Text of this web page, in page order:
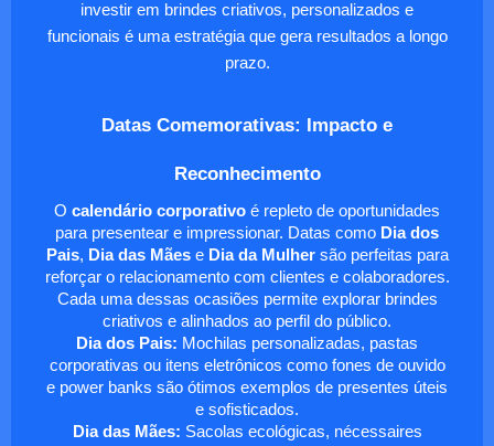
investir em brindes criativos, personalizados e
funcionais é uma estratégia que gera resultados a longo
prazo.
Datas Comemorativas: Impacto e
Reconhecimento
O calendário corporativo é repleto de oportunidades
para presentear e impressionar. Datas como Dia dos
Pais, Dia das Mãese Dia da Mulhersão perfeitas para
reforçar o relacionamento com clientes e colaboradores.
Cada uma dessas ocasiões permite explorar brindes
criativos e alinhados ao perfil do público.
Dia dos Pais: Mochilas personalizadas, pastas
corporativas ou itens eletrônicos como fones de ouvido
e power banks são ótimos exemplos de presentes úteis
e sofisticados.
Dia das Mães: Sacolas ecológicas, nécessaires